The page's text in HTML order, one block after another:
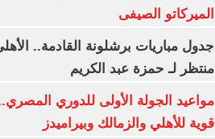
الميركاتو الصيفى
جدول مباريات برشلونة القادمة..
منتظر لـ حمزة عبد الكريم
مواعيد الجولة الأولى للدوري
قوية للأهلي والزمالك وبيراميدز